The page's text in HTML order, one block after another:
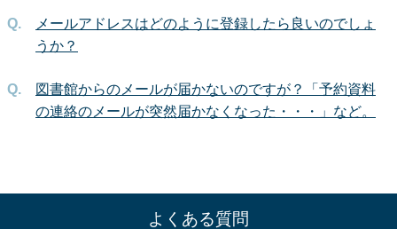
メールアドレスはどのように登録したら良いのでしょ
うか？
図書館からのメールが届かないのですが？「予約資料
の連絡のメールが突然届かなくなった・・・」など。
よくある質問